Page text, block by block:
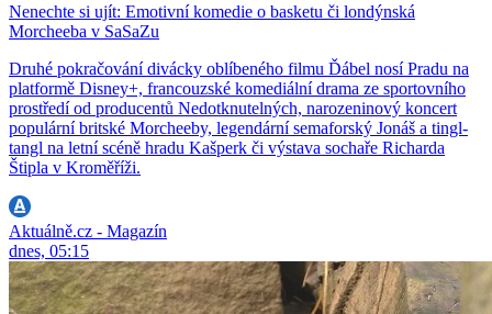
Nenechte si ujít: Emotivní komedie o basketu či londýnská
Morcheeba v SaSaZu
Druhé pokračování divácky oblíbeného filmu Ďábel nosí Pradu na
platformě Disney+, francouzské komediální drama ze sportovního
prostředí od producentů Nedotknutelných, narozeninový koncert
populární britské Morcheeby, legendární semaforský Jonáš a tingl-
tangl na letní scéně hradu Kašperk či výstava sochaře Richarda
Štipla v Kroměříži.
Aktuálně.cz - Magazín
dnes, 05:15